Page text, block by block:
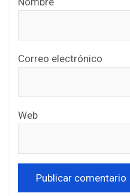
Correo electrónico
Web